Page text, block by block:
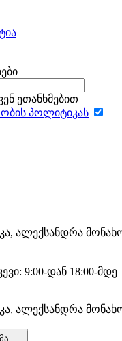
ეთანხმებით
პოლიტიკას
ალექსანდრა
9:00-დან 18:00-მდე
ალექსანდრა